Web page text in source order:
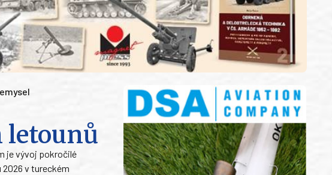
letounů
je vývoj pokročilé
2026 v tureckém